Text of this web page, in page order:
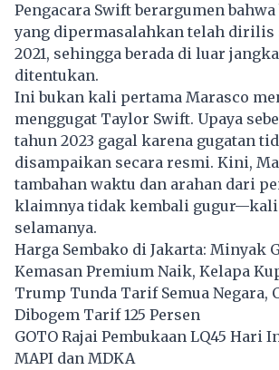
Pengacara Swift berargumen
yang dipermasalahkan telah dirilis
2021, sehingga berada di luar
ditentukan.
Ini bukan kali pertama Marasco
menggugat Taylor Swift. Upaya
tahun 2023 gagal karena gugatan
disampaikan secara resmi. Kini,
tambahan waktu dan arahan dari
klaimnya tidak kembali
selamanya.
Harga Sembako di Jakarta: Minyak
Kemasan Premium Naik, Kelapa
Trump Tunda Tarif Semua Negara,
Dibogem Tarif 125 Persen
GOTO Rajai Pembukaan LQ45 Hari
MAPI dan MDKA